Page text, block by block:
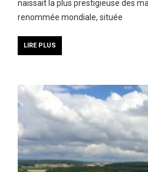
naissait la plus prestigieuse des
renommée mondiale, située
LIRE PLUS